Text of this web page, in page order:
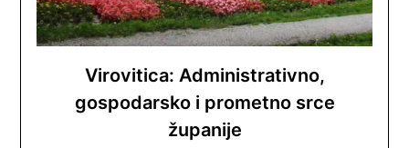
Virovitica: Administrativno,
gospodarsko i prometno srce
županije